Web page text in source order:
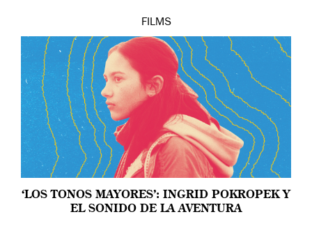
FILMS
‘LOS TONOS MAYORES’: INGRID POKROPEK Y
EL SONIDO DE LA AVENTURA